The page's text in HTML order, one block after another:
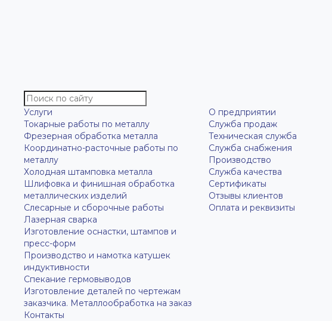
Услуги
Токарные работы по металлу
Фрезерная обработка металла
Координатно-расточные работы по
металлу
Холодная штамповка металла
Шлифовка и финишная обработка
металлических изделий
Слесарные и сборочные работы
Лазерная сварка
Изготовление оснастки, штампов и
пресс-форм
Производство и намотка катушек
индуктивности
Спекание гермовыводов
Изготовление деталей по чертежам
заказчика. Металлообработка на заказ
О предприятии
Служба продаж
Техническая служба
Служба снабжения
Производство
Служба качества
Сертификаты
Отзывы клиентов
Оплата и реквизиты
Контакты